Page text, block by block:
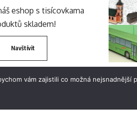
eshop s tisícovkama
skladem!
Navštívit
vám zajistili co možná